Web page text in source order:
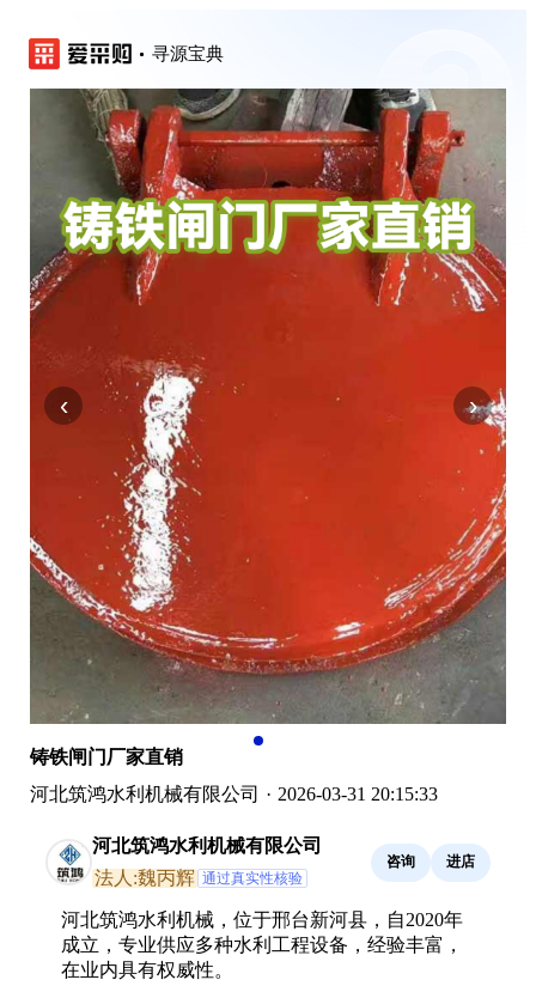
寻源宝典
‹ ›
铸铁闸门厂家直销
河北筑鸿水利机械有限公司 · 2026-03-31 20:15:33
河北筑鸿水利机械有限公司
法人:魏丙辉 通过真实性核验
咨询 进店
河北筑鸿水利机械，位于邢台新河县，自2020年
成立，专业供应多种水利工程设备，经验丰富，
在业内具有权威性。